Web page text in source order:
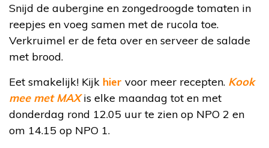
Snijd de aubergine en zongedroogde tomaten in
reepjes en voeg samen met de rucola toe.
Verkruimel er de feta over en serveer de salade
met brood.
Eet smakelijk! Kijk hier voor meer recepten. Kook
mee met MAXis elke maandag tot en met
donderdag rond 12.05 uur te zien op NPO 2 en
om 14.15 op NPO 1.